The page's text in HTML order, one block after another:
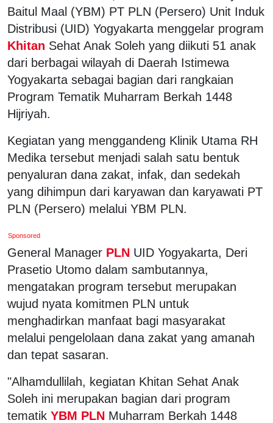
Baitul Maal (YBM) PT PLN (Persero) Unit Induk
Distribusi (UID) Yogyakarta menggelar program
Khitan Sehat Anak Soleh yang diikuti 51 anak
dari berbagai wilayah di Daerah Istimewa
Yogyakarta sebagai bagian dari rangkaian
Program Tematik Muharram Berkah 1448
Hijriyah.
Kegiatan yang menggandeng Klinik Utama RH
Medika tersebut menjadi salah satu bentuk
penyaluran dana zakat, infak, dan sedekah
yang dihimpun dari karyawan dan karyawati PT
PLN (Persero) melalui YBM PLN.
Sponsored
General Manager PLN UID Yogyakarta, Deri
Prasetio Utomo dalam sambutannya,
mengatakan program tersebut merupakan
wujud nyata komitmen PLN untuk
menghadirkan manfaat bagi masyarakat
melalui pengelolaan dana zakat yang amanah
dan tepat sasaran.
"Alhamdullilah, kegiatan Khitan Sehat Anak
Soleh ini merupakan bagian dari program
tematik YBM PLN Muharram Berkah 1448